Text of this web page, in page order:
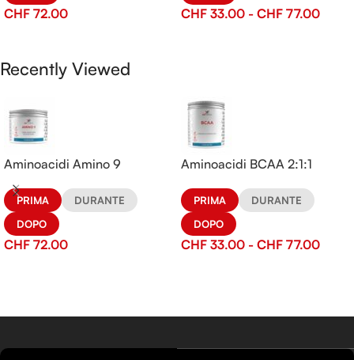
CHF 72.00 CHF 33.00 - CHF 77.00
Recently Viewed
Aminoacidi Amino 9
PRIMA
DURANTE
DOPO
CHF 72.00
Aminoacidi BCAA 2:1:1
PRIMA
DURANTE
DOPO
CHF 33.00 - CHF 77.00